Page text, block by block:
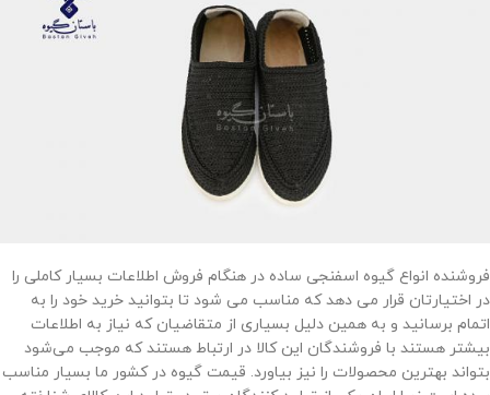
فروشنده انواع گیوه اسفنجی ساده در هنگام فروش اطلاعات بسیار کاملی را
در اختیارتان قرار می دهد که مناسب می شود تا بتوانید خرید خود را به
اتمام برسانید و به همین دلیل بسیاری از متقاضیان که نیاز به اطلاعات
بیشتر هستند با فروشندگان این کالا در ارتباط هستند که موجب می‌شود
بتواند بهترین محصولات را نیز بیاورد. قیمت گیوه در کشور ما بسیار مناسب